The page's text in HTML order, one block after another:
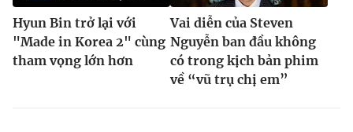
Hyun Bin trở lại với
"Made in Korea 2" cùng
tham vọng lớn hơn
Vai diễn của Steven
Nguyễn ban đầu không
có trong kịch bản phim
về “vũ trụ chị em”